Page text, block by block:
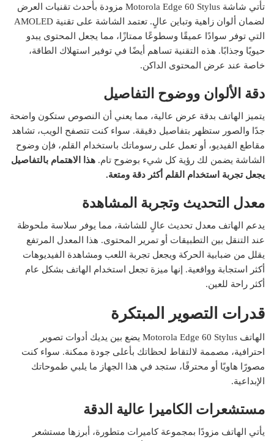
تأتي شاشة Motorola Edge 60 Stylus مزودة بأحدث تقنيات العرض
لضمان ألوان زاهية وتباين عالٍ. تعتمد الشاشة على تقنية AMOLED
التي توفر سوادًا عميقًا وسطوعًا ممتازًا، مما يجعل المحتوى يبدو
حيويًا وجذابًا. هذه التقنية تساهم أيضًا في توفير استهلاك الطاقة،
خاصة عند عرض المحتوى الداكن.
دقة الألوان ووضوح التفاصيل
يتميز الهاتف بدقة عرض عالية، مما يعني أن النصوص ستكون واضحة
جدًا والصور ستظهر بتفاصيل دقيقة. سواء كنت تتصفح الويب، تشاهد
مقاطع الفيديو، أو تعمل على رسوماتك باستخدام القلم، فإن وضوح
الشاشة يضمن لك رؤية كل شيء بوضوح تام. هذا الاهتمام بالتفاصيل
يجعل تجربة استخدام القلم أكثر دقة ومتعة.
معدل التحديث وتجربة المشاهدة
يدعم الهاتف معدل تحديث عالٍ للشاشة، مما يوفر سلاسة ملحوظة
عند التنقل بين التطبيقات أو تمرير المحتوى. هذا المعدل المرتفع
يقلل من ضبابية الحركة ويجعل تجربة اللعب ومشاهدة الفيديوهات
أكثر استجابة وواقعية. إنها ميزة تجعل استخدام الهاتف بشكل عام
أكثر راحة للعين.
قدرات التصوير المبتكرة
الهاتف Motorola Edge 60 Stylus يضع بين يديك أدوات تصوير
احترافية، مصممة لالتقاط لحظاتك بأعلى جودة ممكنة. سواء كنت
مصورًا هاويًا أو محترفًا، ستجد في هذا الجهاز ما يلبي طموحاتك
الإبداعية.
مستشعرات الكاميرا عالية الدقة
يأتي الهاتف مزودًا بمجموعة كاميرات متطورة، أبرزها مستشعر